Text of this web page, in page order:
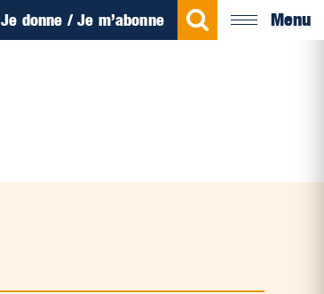
Je donne / Je m’abonne Menu